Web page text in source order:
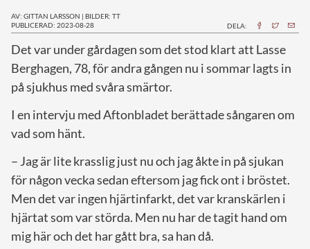
AV: GITTAN LARSSON | BILDER: TT
PUBLICERAD: 2023-08-28
DELA:
Det var under gårdagen som det stod klart att Lasse
Berghagen, 78, för andra gången nu i sommar lagts in
på sjukhus med svåra smärtor.
I en intervju med Aftonbladet berättade sångaren om
vad som hänt.
– Jag är lite krasslig just nu och jag åkte in på sjukan
för någon vecka sedan eftersom jag fick ont i bröstet.
Men det var ingen hjärtinfarkt, det var kranskärlen i
hjärtat som var störda. Men nu har de tagit hand om
mig här och det har gått bra, sa han då.